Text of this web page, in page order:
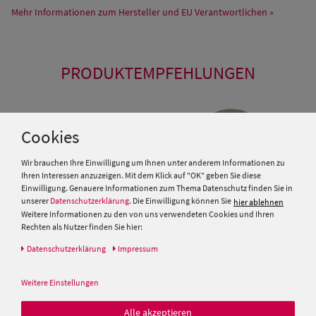
Mehr Informationen zum Hersteller und EU Verantwortlichen »
PRODUKTEMPFEHLUNGEN
Stopselhut aus Wollfilz
Breiter
Cookies
Wir brauchen Ihre Einwilligung um Ihnen unter anderem Informationen zu
Ihren Interessen anzuzeigen. Mit dem Klick auf "OK" geben Sie diese
Einwilligung. Genauere Informationen zum Thema Datenschutz finden Sie in
unserer Datenschutzerklärung. Die Einwilligung können Sie hier ablehnen
Weitere Informationen zu den von uns verwendeten Cookies und Ihren
Rechten als Nutzer finden Sie hier:
Daten­schutz­erklärung Impressum
Weitere Einstellungen
Alle akzeptieren